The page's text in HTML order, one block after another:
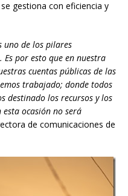
gestiona con eficiencia y
uno de los pilares
por esto que en nuestra
cuentas públicas de las
trabajado; donde todos
destinado los recursos y los
esta ocasión no será
de comunicaciones de